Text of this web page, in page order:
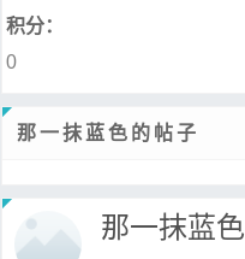
积分：
0
那一抹蓝色的帖子
那一抹蓝色